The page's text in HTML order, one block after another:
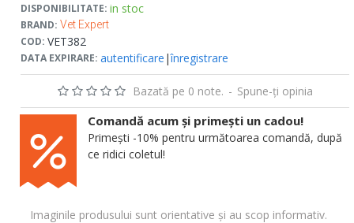
DISPONIBILITATE: in stoc
BRAND: Vet Expert
COD: VET382
DATA EXPIRARE: autentificare |înregistrare
Bazată pe 0 note. - Spune-ţi opinia
Imaginile produsului sunt orientative și au scop informativ.
Comandă acum și primești un cadou!
Primești -10% pentru următoarea comandă, după
ce ridici coletul!